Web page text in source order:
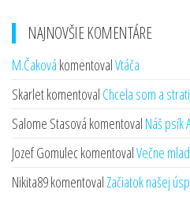
NAJNOVŠIE KOMENTÁRE
M.Čaková komentovalVtáča
Skarletkomentoval Chcela som a
Salome Stasová komentoval Náš psík
Jozef GomuleckomentovalVečne
Nikita89komentoval Začiatok našej